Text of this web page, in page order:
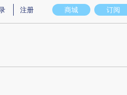
实意图存在偏差。不代表财新观点和立场。
商城 订阅
注册